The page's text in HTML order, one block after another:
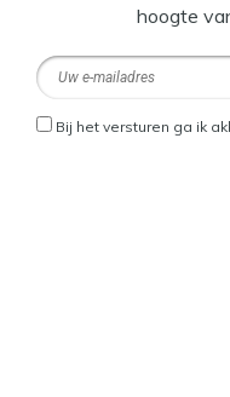
hoogte
Bij het versturen ga ik